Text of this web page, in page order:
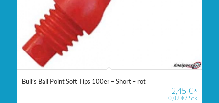
Bull’s Ball Point Soft Tips 100er – Short – rot
2,45€*
0,02€/Stk